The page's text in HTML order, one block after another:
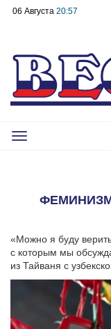
06 Августа 20:57
Toggle
«Можно я буду
с которым мы
из Тайваня с